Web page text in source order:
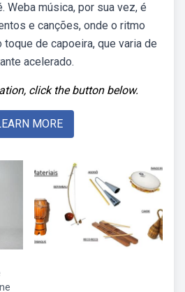
Weba música, por sua vez, é
e canções, onde o ritmo
de capoeira, que varia de
acelerado.
click the button below.
MORE